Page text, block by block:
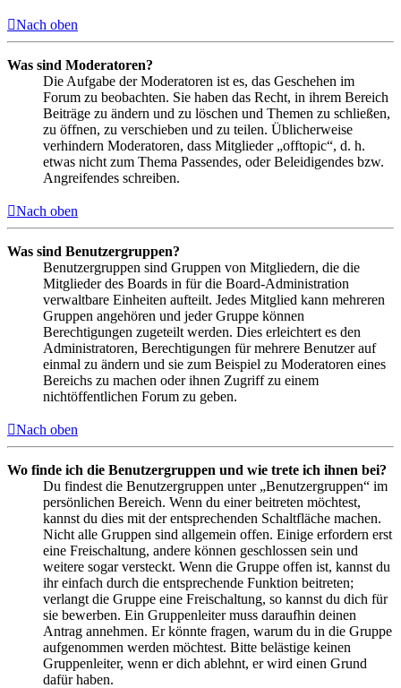
Nach oben
Was sind Moderatoren?
Die Aufgabe der Moderatoren ist es, das Geschehen im
Forum zu beobachten. Sie haben das Recht, in ihrem Bereich
Beiträge zu ändern und zu löschen und Themen zu schließen,
zu öffnen, zu verschieben und zu teilen. Üblicherweise
verhindern Moderatoren, dass Mitglieder „offtopic“, d. h.
etwas nicht zum Thema Passendes, oder Beleidigendes bzw.
Angreifendes schreiben.
Nach oben
Was sind Benutzergruppen?
Benutzergruppen sind Gruppen von Mitgliedern, die die
Mitglieder des Boards in für die Board-Administration
verwaltbare Einheiten aufteilt. Jedes Mitglied kann mehreren
Gruppen angehören und jeder Gruppe können
Berechtigungen zugeteilt werden. Dies erleichtert es den
Administratoren, Berechtigungen für mehrere Benutzer auf
einmal zu ändern und sie zum Beispiel zu Moderatoren eines
Bereichs zu machen oder ihnen Zugriff zu einem
nichtöffentlichen Forum zu geben.
Nach oben
Wo finde ich die Benutzergruppen und wie trete ich ihnen bei?
Du findest die Benutzergruppen unter „Benutzergruppen“ im
persönlichen Bereich. Wenn du einer beitreten möchtest,
kannst du dies mit der entsprechenden Schaltfläche machen.
Nicht alle Gruppen sind allgemein offen. Einige erfordern erst
eine Freischaltung, andere können geschlossen sein und
weitere sogar versteckt. Wenn die Gruppe offen ist, kannst du
ihr einfach durch die entsprechende Funktion beitreten;
verlangt die Gruppe eine Freischaltung, so kannst du dich für
sie bewerben. Ein Gruppenleiter muss daraufhin deinen
Antrag annehmen. Er könnte fragen, warum du in die Gruppe
aufgenommen werden möchtest. Bitte belästige keinen
Gruppenleiter, wenn er dich ablehnt, er wird einen Grund
dafür haben.